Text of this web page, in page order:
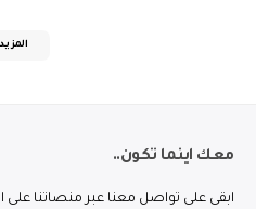
المزيد
معك اينما تكون..
ابقى على تواصل معنا عبر منصاتنا على